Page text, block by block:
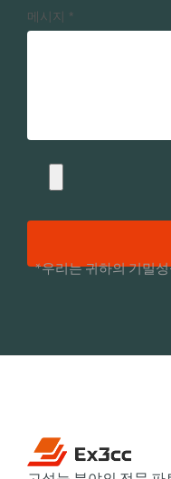
메시지 *
*우리는 귀하의 기밀